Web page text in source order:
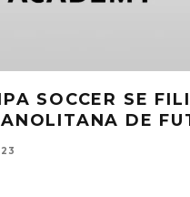
SOCCER SE
DE